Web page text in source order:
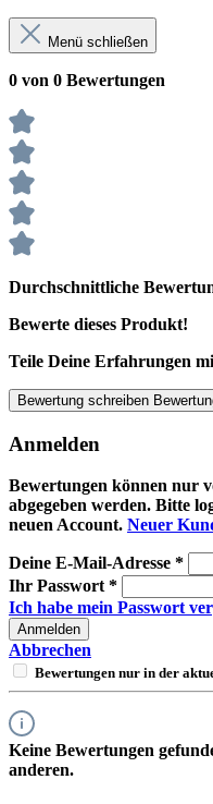
Menü schließen
0 von 0 Bewertungen
Durchschnittliche
Bewerte dieses Produkt!
Teile Deine Erfahrungen
Bewertung schreiben
Anmelden
Bewertungen können nur
abgegeben werden. Bitte
neuen Account. Neuer
Deine E-Mail-Adresse *
Ihr Passwort *
Ich habe mein Passwort
Anmelden
Abbrechen
Bewertungen nur in der
Keine Bewertungen
anderen.